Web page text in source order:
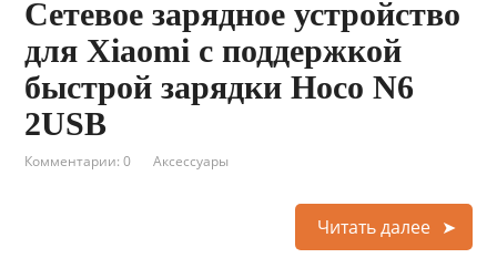
Сетевое зарядное устройство
для Xiaomi с поддержкой
быстрой зарядки Hoco N6
2USB
Комментарии: 0 Аксессуары
Читать далее